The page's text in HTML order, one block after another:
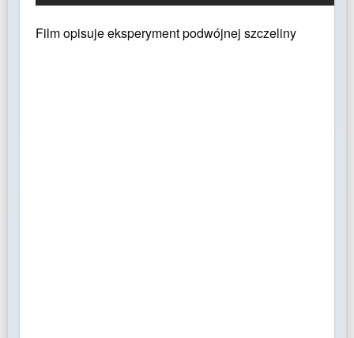
Film opisuje eksperyment podwójnej szczeliny